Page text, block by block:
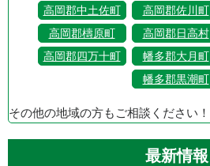
高岡郡中土佐町
高岡郡佐川町
高岡郡檮原町
高岡郡日高村
高岡郡四万十町
幡多郡大月町
幡多郡黒潮町
その他の地域の方もご相談ください！
最新情報